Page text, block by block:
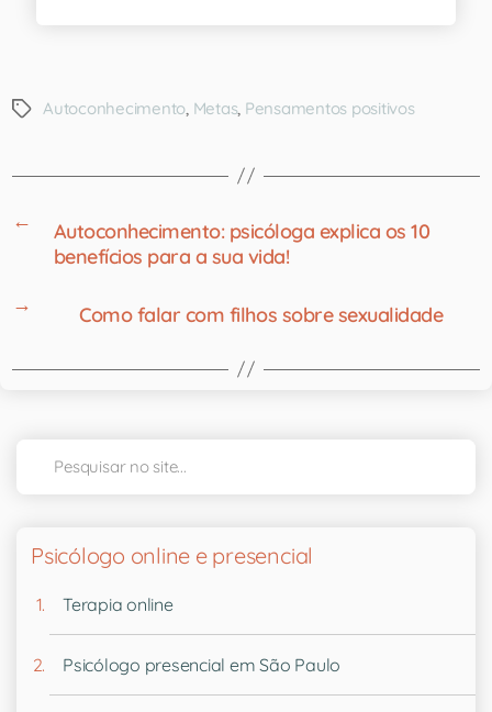
Autoconhecimento, Metas, Pensamentos positivos
←
Autoconhecimento: psicóloga explica os 10
benefícios para a sua vida!
→
Como falar com filhos sobre sexualidade
Psicólogo online e presencial
Terapia online
Psicólogo presencial em São Paulo